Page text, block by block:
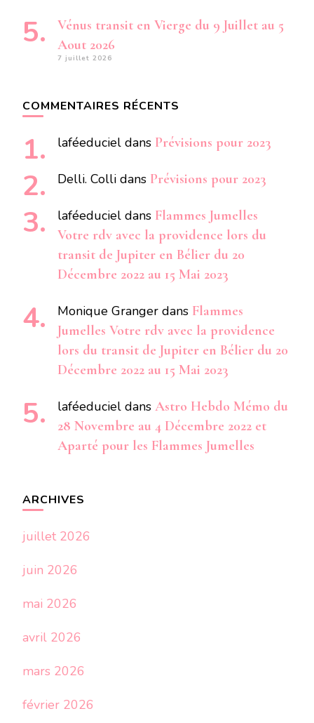
Vénus transit en Vierge du 9 Juillet au 5
Aout 2026
7 juillet 2026
COMMENTAIRES RÉCENTS
laféeduciel dans Prévisions pour 2023
Delli. Colli dans Prévisions pour 2023
laféeduciel dans Flammes Jumelles
Votre rdv avec la providence lors du
transit de Jupiter en Bélier du 20
Décembre 2022 au 15 Mai 2023
Monique Granger dans Flammes
Jumelles Votre rdv avec la providence
lors du transit de Jupiter en Bélier du 20
Décembre 2022 au 15 Mai 2023
laféeduciel dans Astro Hebdo Mémo du
28 Novembre au 4 Décembre 2022 et
Aparté pour les Flammes Jumelles
ARCHIVES
juillet 2026
juin 2026
mai 2026
avril 2026
mars 2026
février 2026